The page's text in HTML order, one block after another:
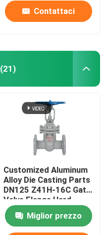
Contattaci
(21)
Customized Aluminum
Alloy Die Casting Parts
DN125 Z41H-16C Gate
Valve Flange Hard
Sealing Insurance
ISO/TS16949 2009
Ductile Iron
Miglior prezzo